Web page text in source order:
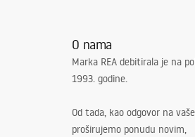
O nama
Marka REA debitirala je na
1993. godine.
Od tada, kao odgovor na
proširujemo ponudu novim,